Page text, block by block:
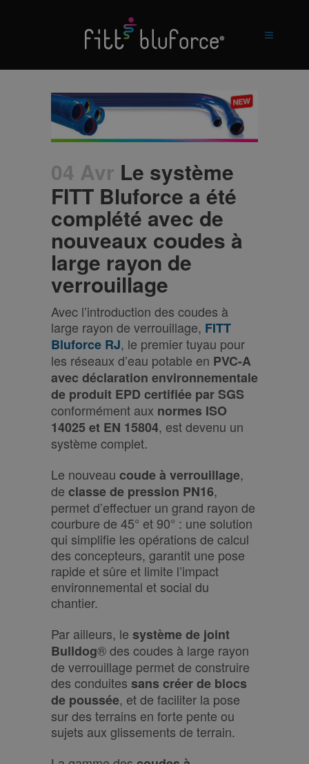
04 Avr Le système
FITT Bluforce a été
complété avec de
nouveaux coudes à
large rayon de
verrouillage
Avec l’introduction des coudes à
large rayon de verrouillage, FITT
Bluforce RJ, le premier tuyau pour
les réseaux d’eau potable en PVC-A
avec déclaration environnementale
de produit EPD certifiée par SGS
conformément aux normes ISO
14025 et EN 15804, est devenu un
système complet.
Le nouveau coude à verrouillage,
de classe de pression PN16,
permet d’effectuer un grand rayon de
courbure de 45° et 90° : une solution
qui simplifie les opérations de calcul
des concepteurs, garantit une pose
rapide et sûre et limite l’impact
environnemental et social du
chantier.
Par ailleurs, le système de joint
Bulldog® des coudes à large rayon
de verrouillage permet de construire
des conduites sans créer de blocs
de poussée, et de faciliter la pose
sur des terrains en forte pente ou
sujets aux glissements de terrain.